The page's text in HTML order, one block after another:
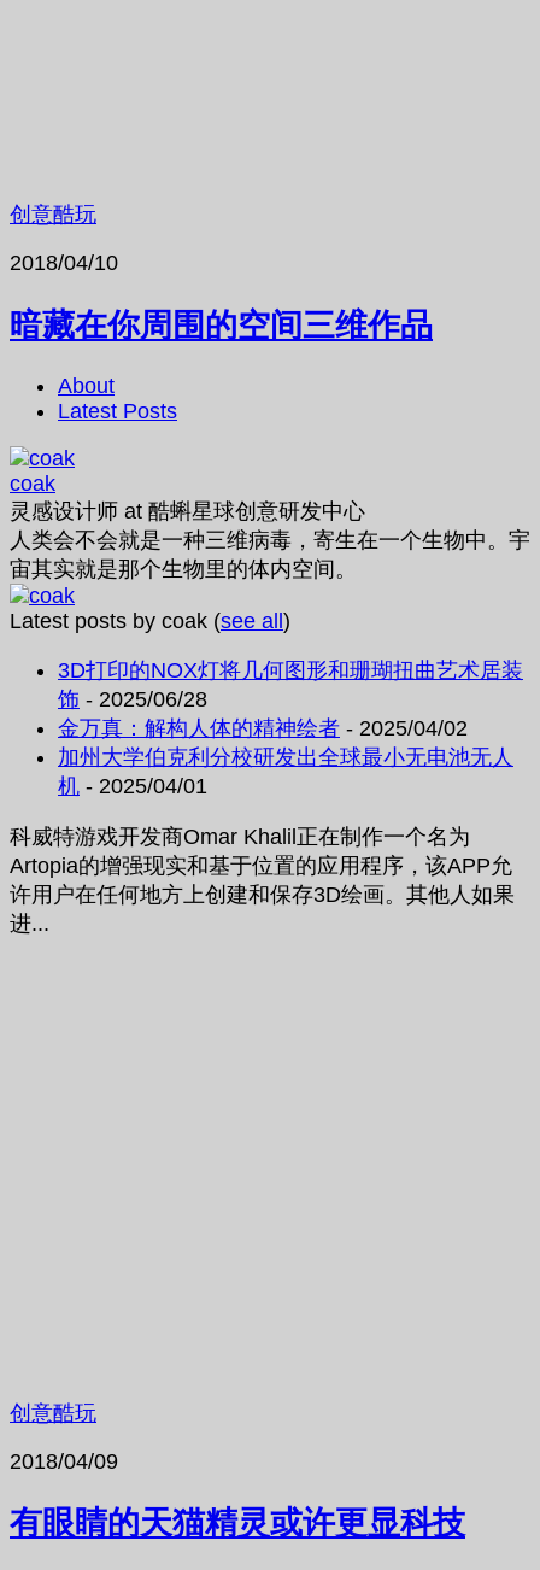
创意酷玩
2018/04/10
暗藏在你周围的空间三维作品
About
Latest Posts
coak
灵感设计师 at 酷蝌星球创意研发中心
人类会不会就是一种三维病毒，寄生在一个生物中。宇
宙其实就是那个生物里的体内空间。
Latest posts by coak (see all )
3D打印的NOX灯将几何图形和珊瑚扭曲艺术居装
饰 - 2025/06/28
金万真：解构人体的精神绘者 - 2025/04/02
加州大学伯克利分校研发出全球最小无电池无人
机 - 2025/04/01
科威特游戏开发商Omar Khalil正在制作一个名为
Artopia的增强现实和基于位置的应用程序，该APP允
许用户在任何地方上创建和保存3D绘画。其他人如果
进...
创意酷玩
2018/04/09
有眼睛的天猫精灵或许更显科技